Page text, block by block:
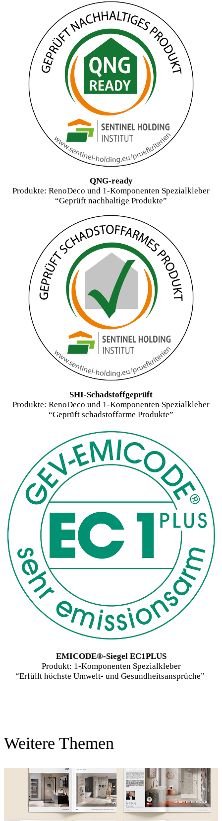
QNG-ready
Produkte: RenoDeco und 1-Komponenten Spezialkleber
“Geprüft nachhaltige Produkte”
SHI-Schadstoffgeprüft
Produkte: RenoDeco und 1-Komponenten Spezialkleber
“Geprüft schadstoffarme Produkte”
EMICODE®-Siegel EC1PLUS
Produkt: 1-Komponenten Spezialkleber
“Erfüllt höchste Umwelt- und Gesundheitsansprüche”
Weitere Themen